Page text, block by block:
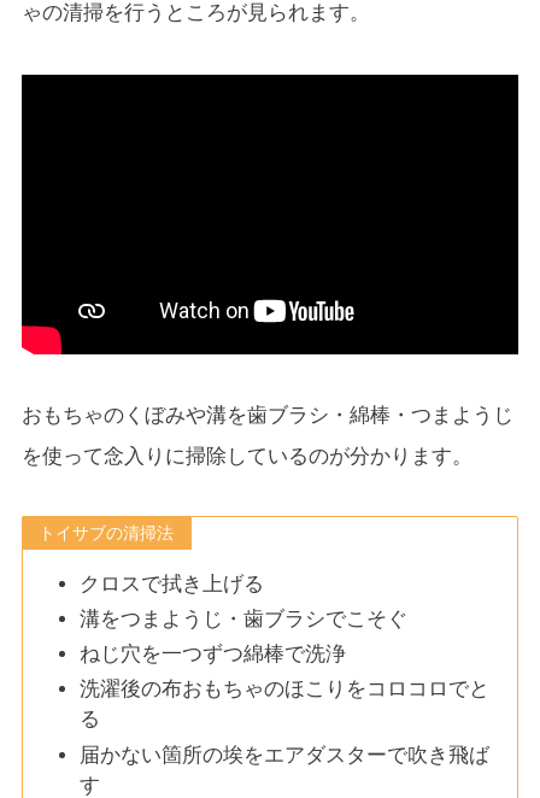
ゃの清掃を行うところが見られます。
おもちゃのくぼみや溝を歯ブラシ・綿棒・つまようじ
を使って念入りに掃除しているのが分かります。
トイサブの清掃法
クロスで拭き上げる
溝をつまようじ・歯ブラシでこそぐ
ねじ穴を一つずつ綿棒で洗浄
洗濯後の布おもちゃのほこりをコロコロでと
る
届かない箇所の埃をエアダスターで吹き飛ば
す